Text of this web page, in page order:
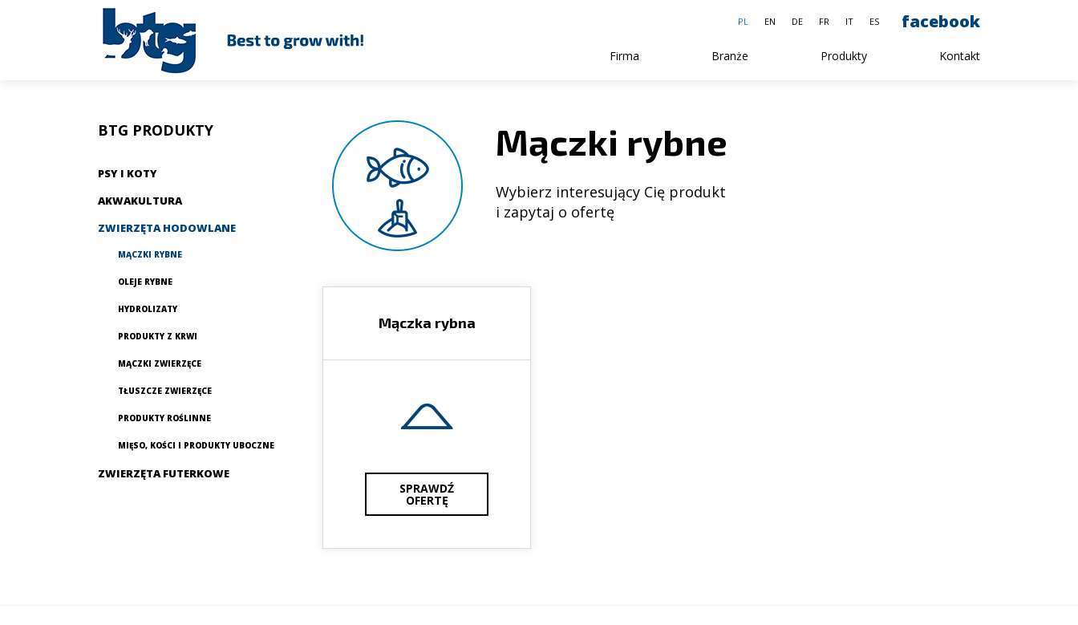
PL EN DE FR IT ES facebook
Firma Branże Produkty Kontakt
BTG PRODUKTY
PSY I KOTY
AKWAKULTURA
ZWIERZĘTA HODOWLANE
MĄCZKI RYBNE
OLEJE RYBNE
HYDROLIZATY
PRODUKTY Z KRWI
MĄCZKI ZWIERZĘCE
TŁUSZCZE ZWIERZĘCE
PRODUKTY ROŚLINNE
MIĘSO, KOŚCI I PRODUKTY UBOCZNE
ZWIERZĘTA FUTERKOWE
Mączki rybne
Wybierz interesujący Cię produkt
i zapytaj o ofertę
Mączka rybna
SPRAWDŹ
OFERTĘ